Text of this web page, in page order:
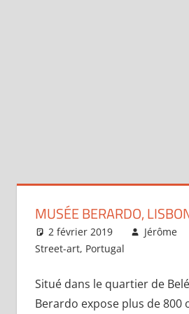
MUSÉE BERARDO,
2 février 2019 Jérôme
Street-art, Portugal
Situé dans le quartier de
Berardo expose plus de 800